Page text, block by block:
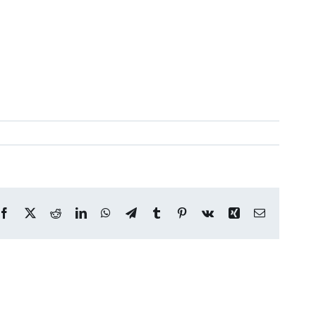
Facebook
X RedditLinkedInWhatsApp
TelegramTumblr Pinterest
Vk Xing Correo